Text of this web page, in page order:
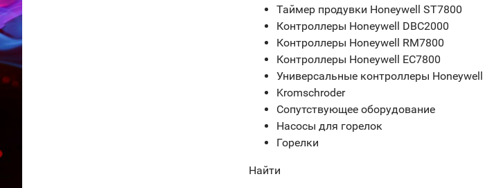
Таймер продувки Honeywell ST7800
Контроллеры Honeywell DBC2000
Контроллеры Honeywell RM7800
Контроллеры Honeywell EC7800
Универсальные контроллеры Honeywell
Kromschroder
Сопутствующее оборудование
Насосы для горелок
Горелки
Найти